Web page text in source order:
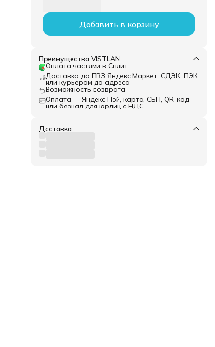
Добавить в корзину
Преимущества VISTLAN
Оплата частями в Сплит
Доставка до ПВЗ Яндекс.Маркет, СДЭК, ПЭК
или курьером до адреса
Возможность возврата
Оплата — Яндекс Пэй, карта, СБП, QR-код
или безнал для юрлиц с НДС
Доставка